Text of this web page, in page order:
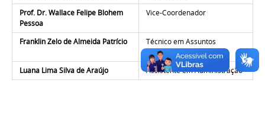
Prof. Dr. Wallace Felipe Blohem
Pessoa
Vice-Coordenador
Franklin Zelo de Almeida Patrício
Técnico em Assuntos
Educacionais
Luana Lima Silva de Araújo
Assistente em Administração